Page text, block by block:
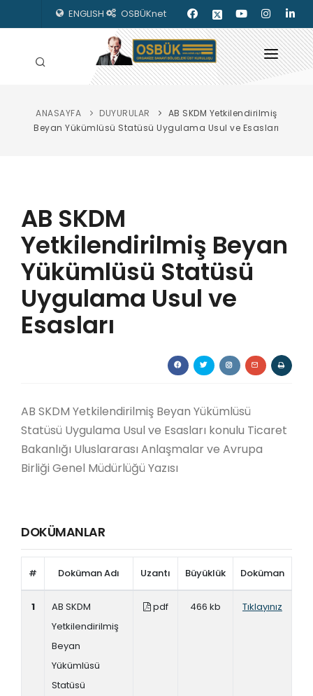
ENGLISH OSBÜKnet
HAKKIMIZDA
KILAVUZLAR
YAYINLARIMIZ
ENERJİ İZLEME
İLETİŞİM
ANASAYFA DUYURULAR
AB SKDM Yetkilendirilmiş
Beyan Yükümlüsü Statüsü Uygulama Usul ve Esasları
AB SKDM
Yetkilendirilmiş Beyan
Yükümlüsü Statüsü
Uygulama Usul ve
Esasları
AB SKDM Yetkilendirilmiş Beyan Yükümlüsü
Statüsü Uygulama Usul ve Esasları konulu Ticaret
Bakanlığı Uluslararası Anlaşmalar ve Avrupa
Birliği Genel Müdürlüğü Yazısı
DOKÜMANLAR
# Doküman Adı Uzantı Büyüklük Doküman
1
AB SKDM
Yetkilendirilmiş
Beyan
Yükümlüsü
Statüsü
pdf 466 kb Tıklayınız